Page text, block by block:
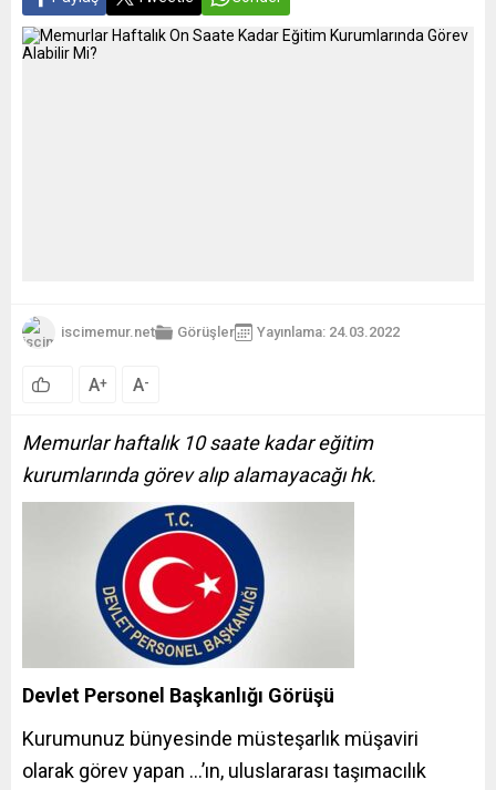
iscimemur.net Görüşler Yayınlama: 24.03.2022
A+ A-
Memurlar haftalık 10 saate kadar eğitim
kurumlarında görev alıp alamayacağı hk.
Devlet Personel Başkanlığı Görüşü
Kurumunuz bünyesinde müsteşarlık müşaviri
olarak görev yapan …’ın, uluslararası taşımacılık